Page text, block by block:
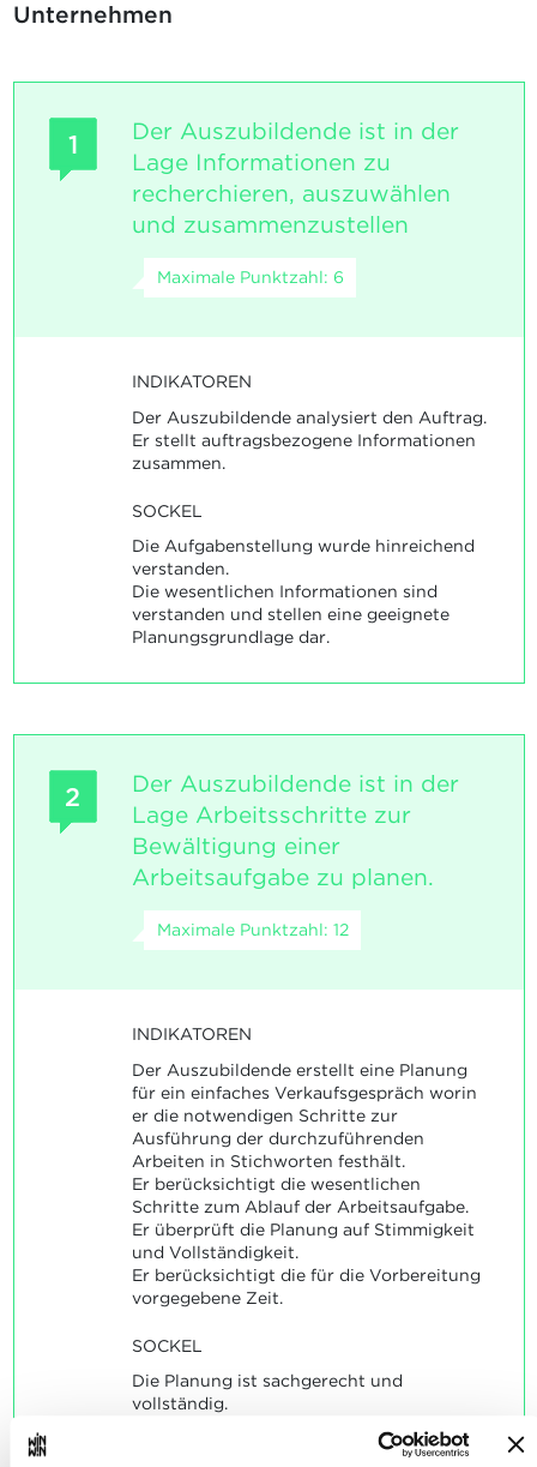
Unternehmen
1
Der Auszubildende ist in der
Lage Informationen zu
recherchieren, auszuwählen
und zusammenzustellen
Maximale Punktzahl: 6
INDIKATOREN
Der Auszubildende analysiert den Auftrag.
Er stellt auftragsbezogene Informationen
zusammen.
SOCKEL
Die Aufgabenstellung wurde hinreichend
verstanden.
Die wesentlichen Informationen sind
verstanden und stellen eine geeignete
Planungsgrundlage dar.
2
Der Auszubildende ist in der
Lage Arbeitsschritte zur
Bewältigung einer
Arbeitsaufgabe zu planen.
Maximale Punktzahl: 12
INDIKATOREN
Der Auszubildende erstellt eine Planung
für ein einfaches Verkaufsgespräch worin
er die notwendigen Schritte zur
Ausführung der durchzuführenden
Arbeiten in Stichworten festhält.
Er berücksichtigt die wesentlichen
Schritte zum Ablauf der Arbeitsaufgabe.
Er überprüft die Planung auf Stimmigkeit
und Vollständigkeit.
Er berücksichtigt die für die Vorbereitung
vorgegebene Zeit.
SOCKEL
Die Planung ist sachgerecht und
vollständig.